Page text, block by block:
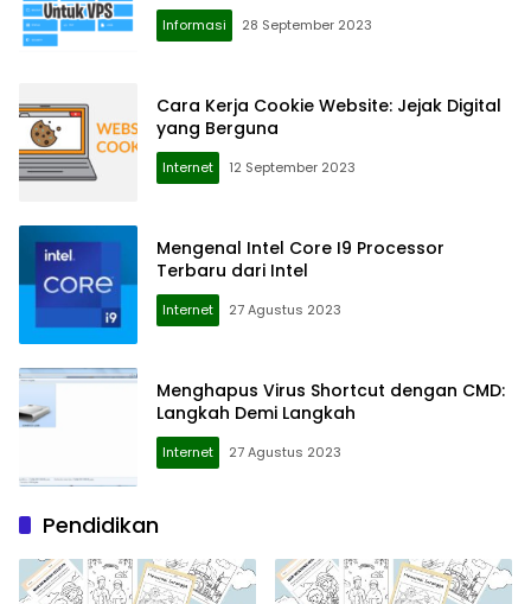
Informasi 28 September 2023
Cara Kerja Cookie Website: Jejak Digital
yang Berguna
Internet 12 September 2023
Mengenal Intel Core I9 Processor
Terbaru dari Intel
Internet 27 Agustus 2023
Menghapus Virus Shortcut dengan CMD:
Langkah Demi Langkah
Internet 27 Agustus 2023
Pendidikan